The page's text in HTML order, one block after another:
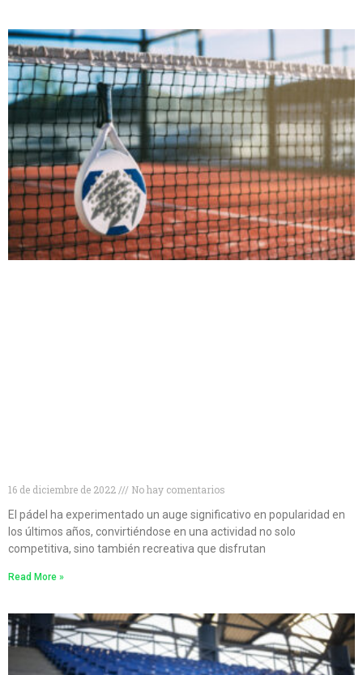
16 de diciembre de 2022
No hay comentarios
El pádel ha experimentado un auge significativo en popularidad en
los últimos años, convirtiéndose en una actividad no solo
competitiva, sino también recreativa que disfrutan
Read More »